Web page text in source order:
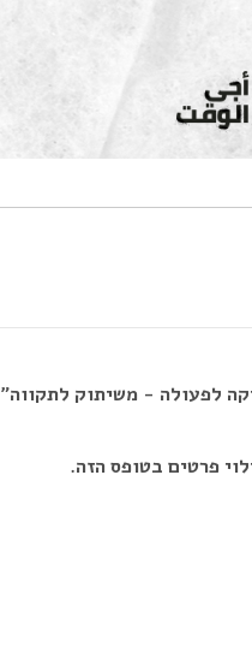
לפעולה - משיתוק לתקווה"
פרטים בטופס הזה.